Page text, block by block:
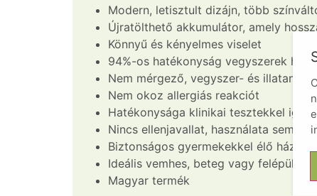
Modern, letisztult dizájn, több
Újratölthető akkumulátor, amely
Könnyű és kényelmes viselet
94%-os hatékonyság vegyszerek
Nem mérgező, vegyszer- és
Nem okoz allergiás reakciót
Hatékonysága klinikai tesztekkel
Nincs ellenjavallat, használata sem
Biztonságos gyermekekkel élő
Ideális vemhes, beteg vagy felépülő
Magyar termék